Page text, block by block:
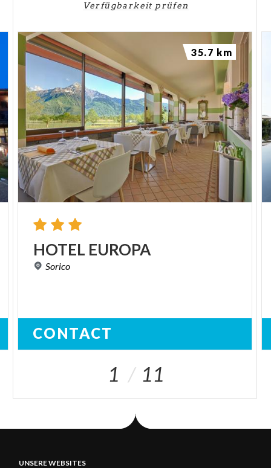
Verfügbarkeit prüfen
HOTEL EUROPA
Sorico
CONTACT
35.7 km
1 11
UNSERE WEBSITES